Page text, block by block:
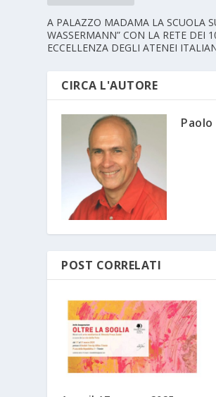
A PALAZZO MADAMA LA SCUOLA
WASSERMANN” CON LA RETE DEI
ECCELLENZA DEGLI ATENEI
CIRCA L'AUTORE
Paolo
POST CORRELATI